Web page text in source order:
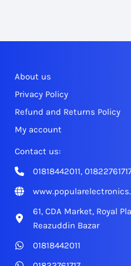
About us
Privacy Policy
Refund and Returns Policy
My account
Contact us:
01818442011,
61, CDA Market, Royal
Reazuddin Bazar
01818442011